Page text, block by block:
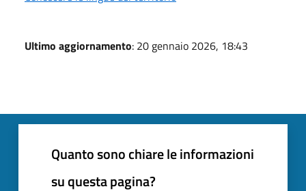
Ultimo aggiornamento: 20 gennaio 2026, 18:43
Quanto sono chiare le informazioni
su questa pagina?